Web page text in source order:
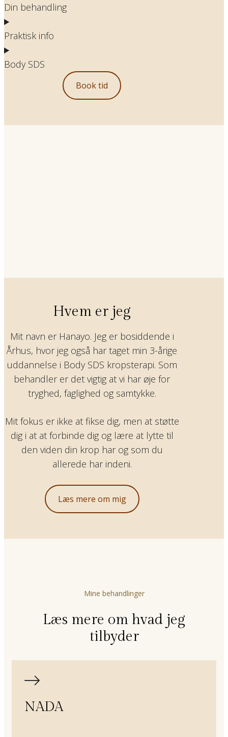
Din behandling
Praktisk info
Body SDS
Book tid
Hvem er jeg
Mit navn er Hanayo. Jeg er bosiddende i
Århus, hvor jeg også har taget min 3-årige
uddannelse i Body SDS kropsterapi. Som
behandler er det vigtig at vi har øje for
tryghed, faglighed og samtykke.
Mit fokus er ikke at fikse dig, men at støtte
dig i at at forbinde dig og lære at lytte til
den viden din krop har og som du
allerede har indeni.
Læs mere om mig
Mine behandlinger
Læs mere om hvad jeg
tilbyder
NADA